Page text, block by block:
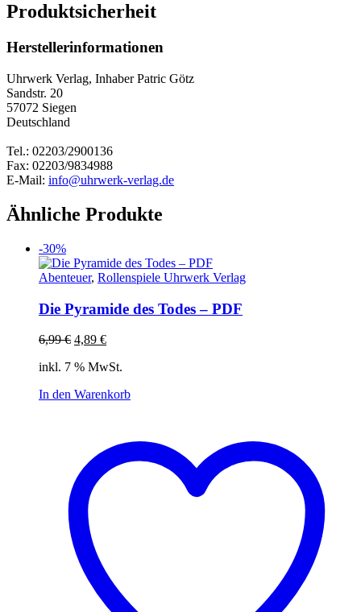
Produktsicherheit
Herstellerinformationen
Uhrwerk Verlag, Inhaber Patric Götz
Sandstr. 20
57072 Siegen
Deutschland
Tel.: 02203/2900136
Fax: 02203/9834988
E-Mail: info@uhrwerk-verlag.de
Ähnliche Produkte
-30%
Abenteuer, Rollenspiele Uhrwerk Verlag
Die Pyramide des Todes – PDF
6,99€ Ursprünglicher
war:
4,89 €Aktueller
ist:
inkl. 7 % MwSt.
In den Warenkorb